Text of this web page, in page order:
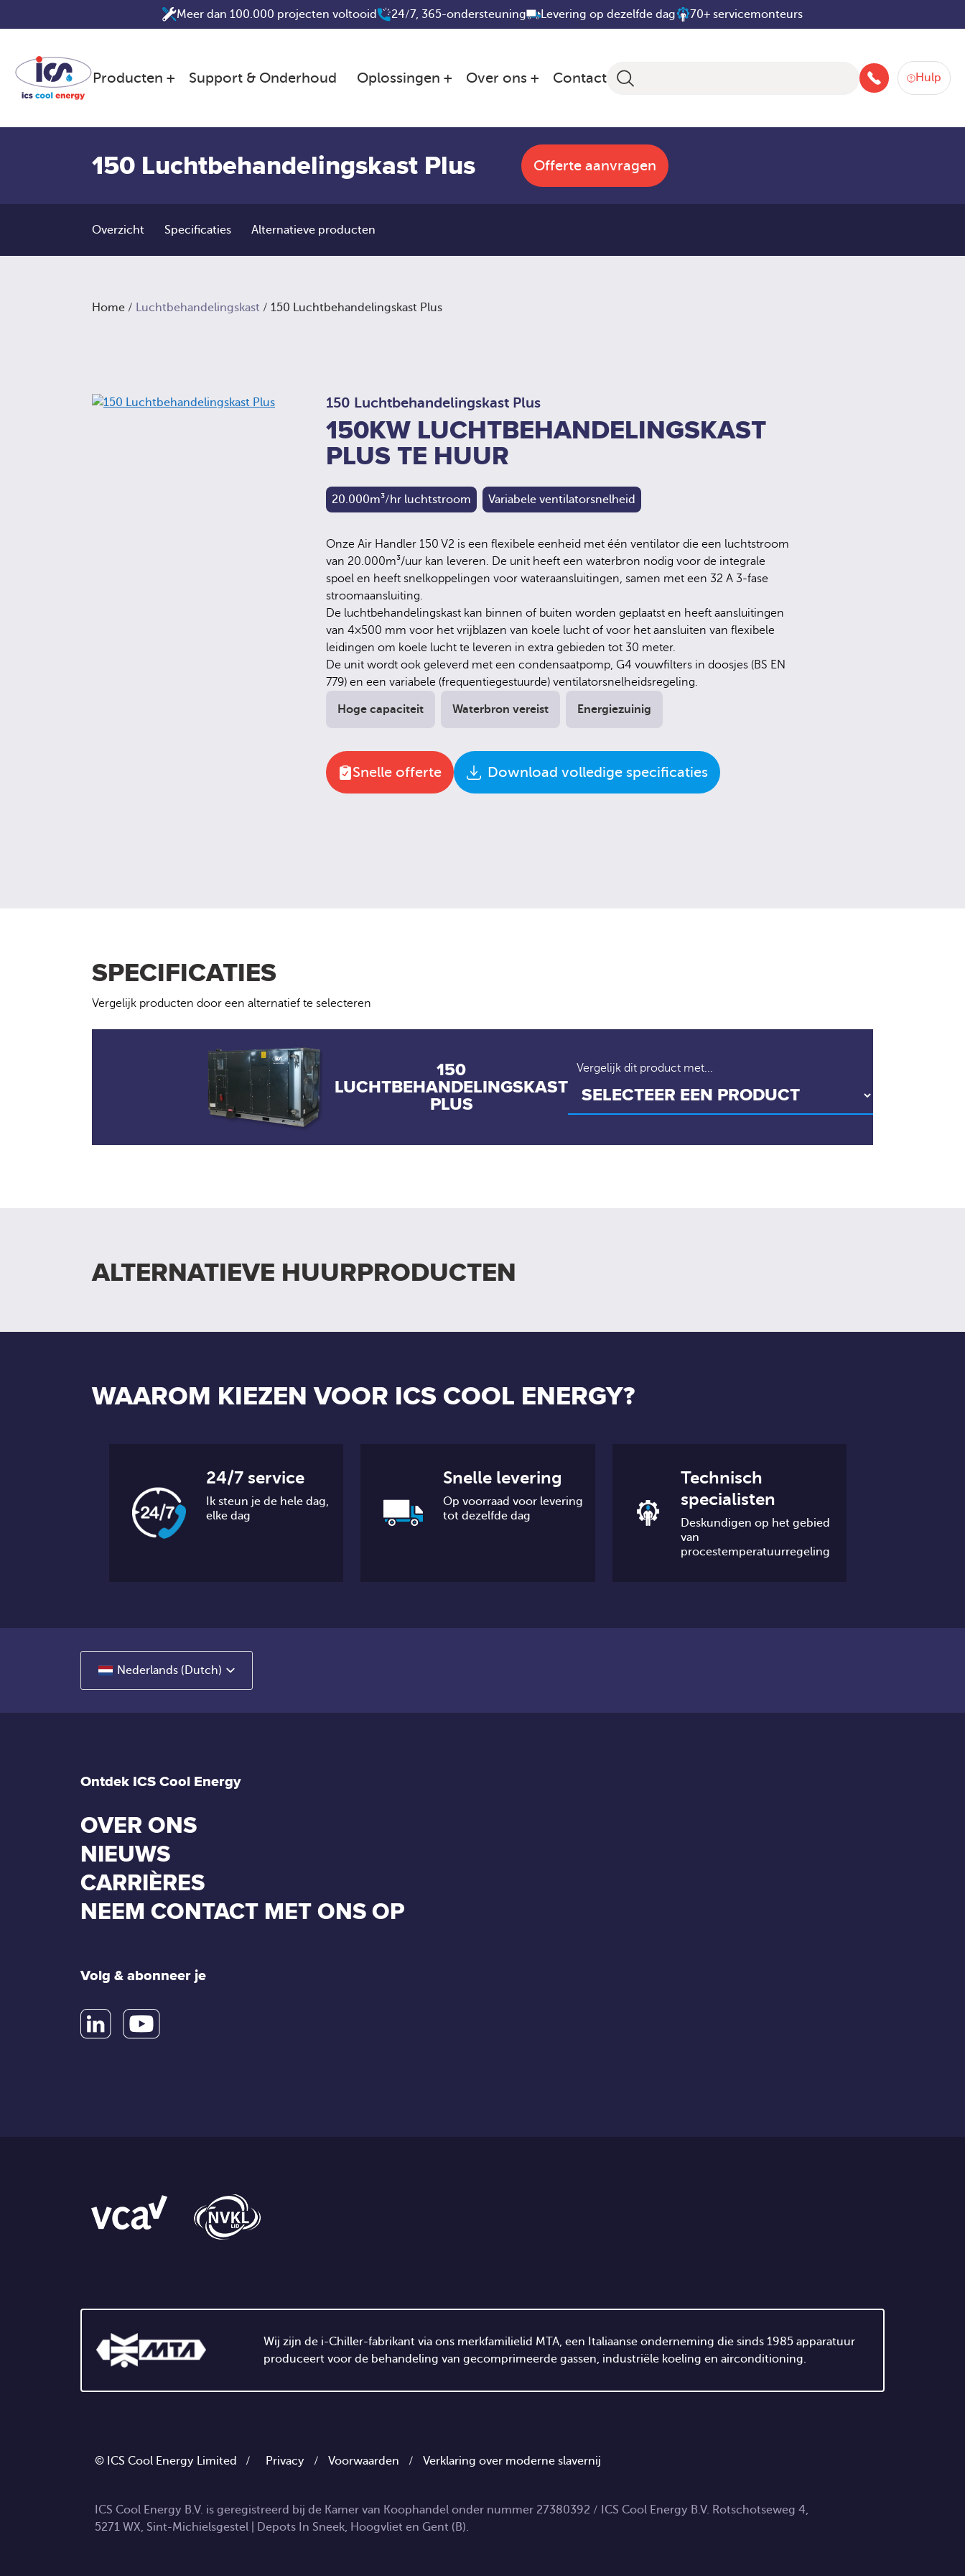
inhoud
Meer dan 100.000 projecten voltooid 24/7, 365-ondersteuning Levering op dezelfde dag 70+ servicemonteurs
Producten Support & Onderhoud Oplossingen Over ons Contact 088-258 2580
Hulp
150 Luchtbehandelingskast Plus Offerte aanvragen
Overzicht Specificaties Alternatieve producten
Home / Luchtbehandelingskast / 150 Luchtbehandelingskast Plus
150 Luchtbehandelingskast Plus
150KW LUCHTBEHANDELINGSKAST
PLUS TE HUUR
20.000m³/hr luchtstroom Variabele ventilatorsnelheid
Onze Air Handler 150 V2 is een flexibele eenheid met één ventilator die een luchtstroom
van 20.000m³/uur kan leveren. De unit heeft een waterbron nodig voor de integrale
spoel en heeft snelkoppelingen voor wateraansluitingen, samen met een 32 A 3-fase
stroomaansluiting.
De luchtbehandelingskast kan binnen of buiten worden geplaatst en heeft aansluitingen
van 4×500 mm voor het vrijblazen van koele lucht of voor het aansluiten van flexibele
leidingen om koele lucht te leveren in extra gebieden tot 30 meter.
De unit wordt ook geleverd met een condensaatpomp, G4 vouwfilters in doosjes (BS EN
779) en een variabele (frequentiegestuurde) ventilatorsnelheidsregeling.
Hoge capaciteit Waterbron vereist Energiezuinig
Snelle offerte Download volledige specificaties
SPECIFICATIES
Vergelijk producten door een alternatief te selecteren
150
LUCHTBEHANDELINGSKAST
PLUS
Vergelijk dit product met...
ALTERNATIEVE HUURPRODUCTEN
WAAROM KIEZEN VOOR ICS COOL ENERGY?
24/7 service
Ik steun je de hele dag,
elke dag
Snelle levering
Op voorraad voor levering
tot dezelfde dag
Technisch
specialisten
Deskundigen op het gebied
van
procestemperatuurregeling
Nederlands (Dutch)
Ontdek ICS Cool Energy
OVER ONS
NIEUWS
CARRIÈRES
NEEM CONTACT MET ONS OP
Volg & abonneer je
Wij zijn de i-Chiller-fabrikant via ons merkfamilielid MTA, een Italiaanse onderneming die sinds 1985 apparatuur
produceert voor de behandeling van gecomprimeerde gassen, industriële koeling en airconditioning.
© ICS Cool Energy Limited / Privacy / Voorwaarden / Verklaring over moderne slavernij
ICS Cool Energy B.V. is geregistreerd bij de Kamer van Koophandel onder nummer 27380392 / ICS Cool Energy B.V. Rotschotseweg 4,
5271 WX, Sint-Michielsgestel | Depots In Sneek, Hoogvliet en Gent (B).